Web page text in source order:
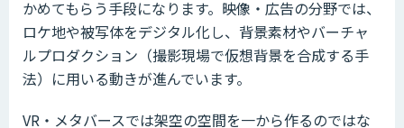
かめてもらう手段になります。映像・広告の分野では、
ロケ地や被写体をデジタル化し、背景素材やバーチャ
ルプロダクション（撮影現場で仮想背景を合成する手
法）に用いる動きが進んでいます。
VR・メタバースでは架空の空間を一から作るのではな